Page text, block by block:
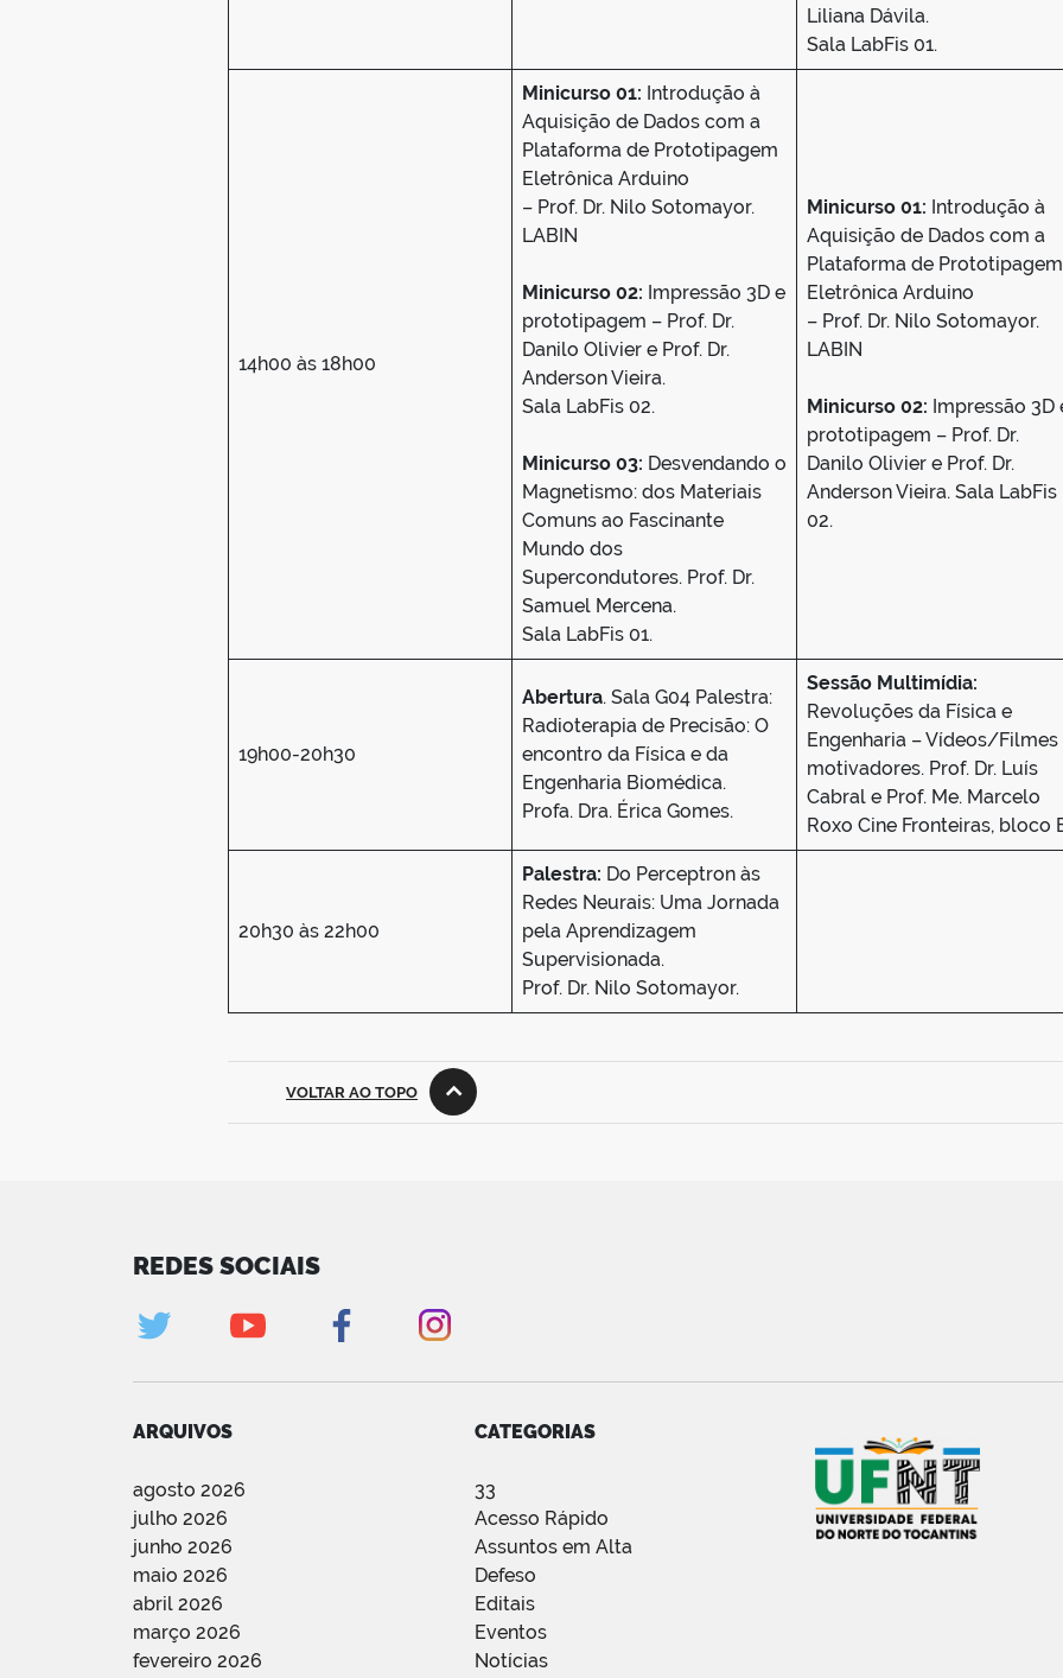
Liliana Dávila.
Sala LabFis 01.
14h00 às 18h00
Minicurso 01: Introdução à
Aquisição de Dados com a
Plataforma de Prototipagem
Eletrônica Arduino
– Prof. Dr. Nilo Sotomayor.
LABIN
Minicurso 02: Impressão 3D e
prototipagem – Prof. Dr.
Danilo Olivier e Prof. Dr.
Anderson Vieira.
Sala LabFis 02.
Minicurso 03: Desvendando o
Magnetismo: dos Materiais
Comuns ao Fascinante
Mundo dos
Supercondutores. Prof. Dr.
Samuel Mercena.
Sala LabFis 01.
Minicurso 01: Introdução à
Aquisição de Dados com a
Plataforma de Prototipagem
Eletrônica Arduino
– Prof. Dr. Nilo Sotomayor.
LABIN
Minicurso 02: Impressão 3D
prototipagem – Prof. Dr.
Danilo Olivier e Prof. Dr.
Anderson Vieira. Sala LabFis
02.
19h00-20h30
Abertura. Sala G04 Palestra:
Radioterapia de Precisão: O
encontro da Física e da
Engenharia Biomédica.
Profa. Dra. Érica Gomes.
Sessão Multimídia:
Revoluções da Física e
Engenharia – Vídeos/Filmes
motivadores. Prof. Dr. Luís
Cabral e Prof. Me. Marcelo
Roxo Cine Fronteiras, bloco
20h30 às 22h00
Palestra: Do Perceptron às
Redes Neurais: Uma Jornada
pela Aprendizagem
Supervisionada.
Prof. Dr. Nilo Sotomayor.
VOLTAR AO TOPO
REDES SOCIAIS
ARQUIVOS
agosto 2026
julho 2026
junho 2026
maio 2026
abril 2026
março 2026
fevereiro 2026
CATEGORIAS
33
Acesso Rápido
Assuntos em Alta
Defeso
Editais
Eventos
Notícias